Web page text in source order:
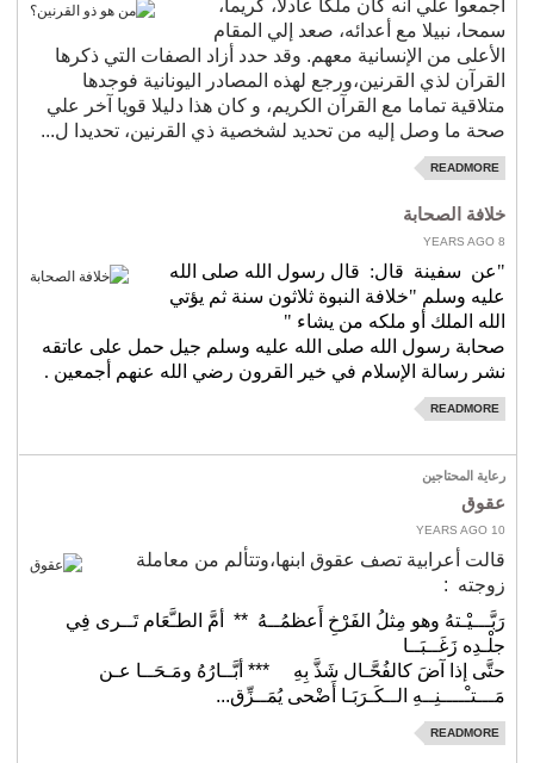
شعر
مقالات
أنشطة جمعية الأندلس
السيرة الذاتية
تواصل
الهولندية
أجمعوا علي أنه كان ملكا عادلا، كريما،
سمحا، نبيلا مع أعدائه، صعد إلي المقام
الأعلى من الإنسانية معهم. وقد حدد أزاد الصفات التي ذكرها
القرآن لذي القرنين،ورجع لهذه المصادر اليونانية فوجدها
متلاقية تماما مع القرآن الكريم، و كان هذا دليلا قويا آخر علي
صحة ما وصل إليه من تحديد لشخصية ذي القرنين، تحديدا ل...
READMORE
خلافة الصحابة
8 YEARS AGO
"عن سفينة قال: قال رسول الله صلى الله
عليه وسلم "خلافة النبوة ثلاثون سنة ثم يؤتي
الله الملك أو ملكه من يشاء "
صحابة رسول الله صلى الله عليه وسلم جيل حمل على عاتقه
نشر رسالة الإسلام في خير القرون رضي الله عنهم أجمعين .
READMORE
رعاية المحتاجين
عقوق
10 YEARS AGO
قالت أعرابية تصف عقوق ابنها،وتتألم من معاملة
زوجته :
رَبَّـــيْـتهُ وهو مِثلُ الفَرْخِ أَعظمُــهُ **
أمَّ الطـَّعَام تَــرى فِي
جلْـدِه زَغَــبَــا
حتَّى إذا آضَ كالفُحَّـال شَذَّ بِهِ
*** أبَّــارُهُ ومَـحَــا عـن
مَـــتـْــــنِــهِ الــكَـرَبَـا أَضْحى يُمَــزِّق...
READMORE